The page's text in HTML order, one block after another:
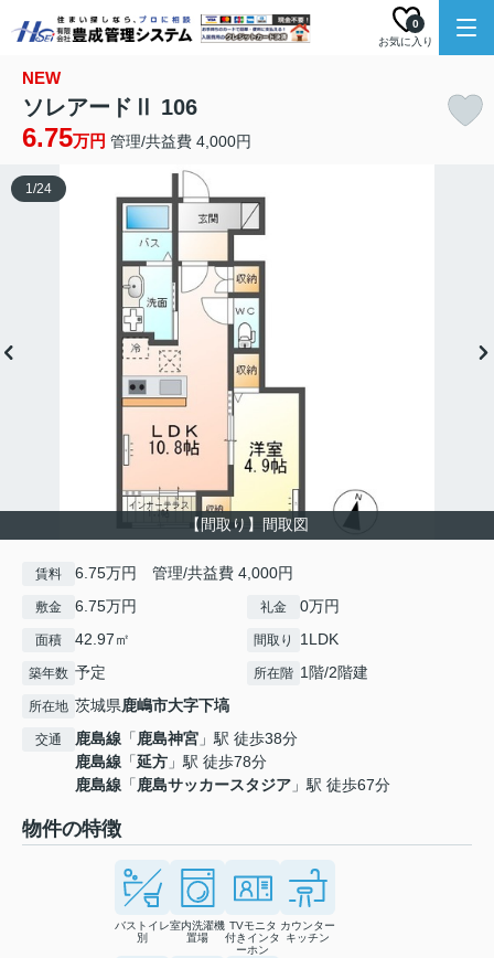
お気に入り
0
NEW
ソレアードⅡ 106
6.75万円 管理/共益費 4,000円
【間取り】間取図
1/24
賃料 6.75万円 管理/共益費 4,000円
敷金 6.75万円 礼金 0万円
面積 42.97㎡ 間取り 1LDK
築年数 予定 所在階 1階/2階建
所在地 茨城県鹿嶋市大字下塙
交通 鹿島線 「鹿島神宮 」駅 徒歩38分
鹿島線 「延方 」駅 徒歩78分
鹿島線 「鹿島サッカースタジア 」駅 徒歩67分
物件の特徴
バストイレ
別
室内洗濯機
置場
TVモニタ
付きインタ
ーホン
カウンター
キッチン